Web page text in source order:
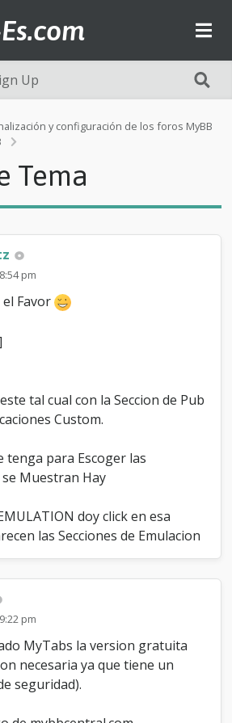
Up
y configuración de los foros MyBB
s
c
o
s
e
T
e
m
Tema
pm
el Favor
tal cual con la Seccion de Pub
Custom.
tenga para Escoger las
Muestran Hay
doy click en esa
las Secciones de Emulacion
pm
MyTabs la version gratuita
necesaria ya que tiene un
seguridad).